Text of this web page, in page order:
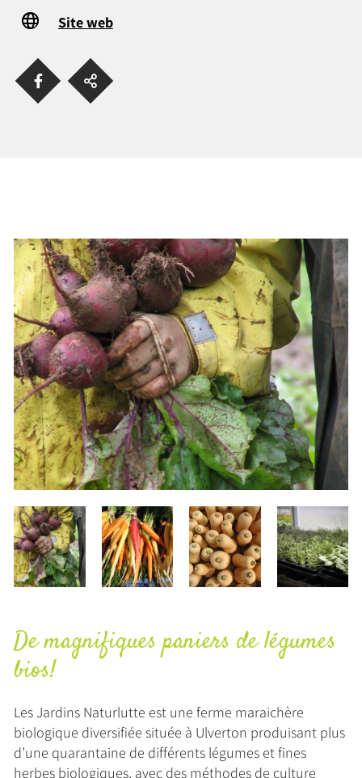
Site web
De magnifiques paniers de légumes
bios!
Les Jardins Naturlutte est une ferme maraichère
biologique diversifiée située à Ulverton produisant plus
d’une quarantaine de différents légumes et fines
herbes biologiques, avec des méthodes de culture